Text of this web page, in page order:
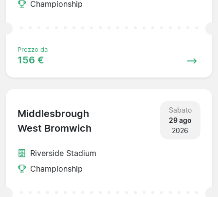
Championship
Prezzo da
156 €
Middlesbrough
West Bromwich
Sabato
29 ago
2026
Riverside Stadium
Championship